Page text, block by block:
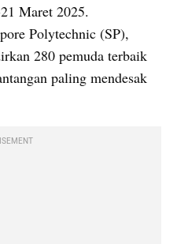
Maret 2025.
Polytechnic (SP),
280 pemuda terbaik
paling mendesak